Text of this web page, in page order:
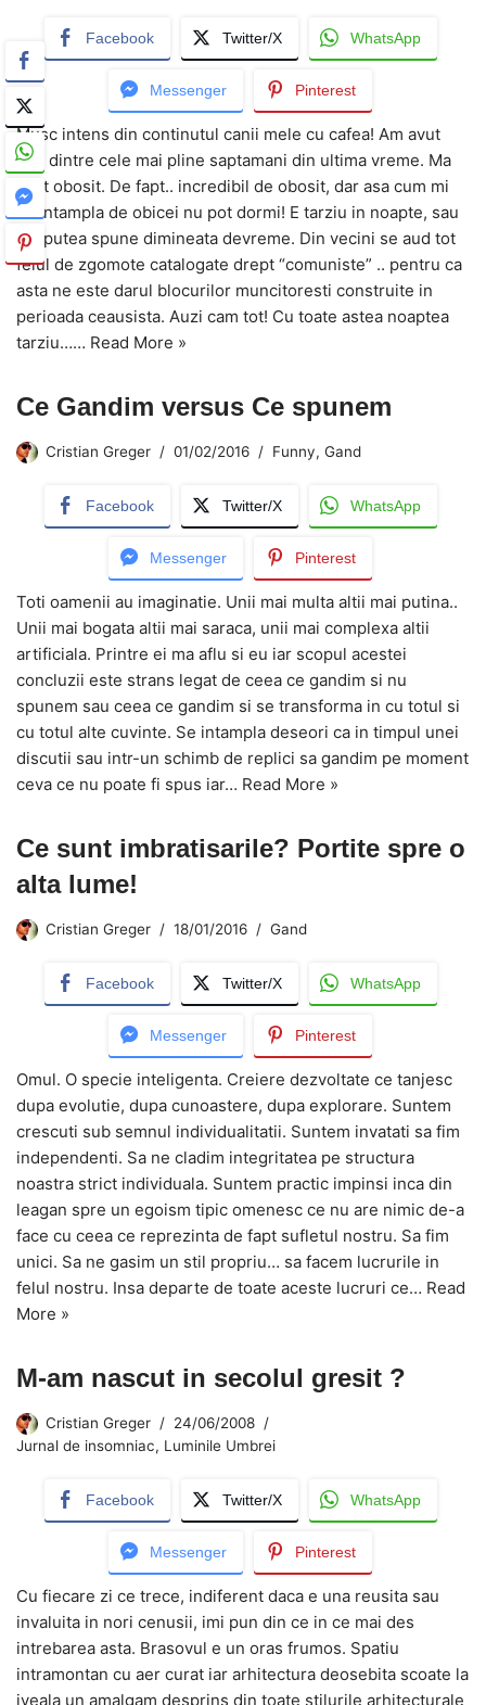
Facebook Twitter/X WhatsApp
Messenger Pinterest
Musc intens din continutul canii mele cu cafea! Am avut
una dintre cele mai pline saptamani din ultima vreme. Ma
simt obosit. De fapt.. incredibil de obosit, dar asa cum mi
se intampla de obicei nu pot dormi! E tarziu in noapte, sau
am putea spune dimineata devreme. Din vecini se aud tot
felul de zgomote catalogate drept “comuniste” .. pentru ca
asta ne este darul blocurilor muncitoresti construite in
perioada ceausista. Auzi cam tot! Cu toate astea noaptea
tarziu…… Read More »
Ce Gandim versus Ce spunem
Cristian Greger 01/02/2016 Funny, Gand
Facebook Twitter/X WhatsApp
Messenger Pinterest
Toti oamenii au imaginatie. Unii mai multa altii mai putina..
Unii mai bogata altii mai saraca, unii mai complexa altii
artificiala. Printre ei ma aflu si eu iar scopul acestei
concluzii este strans legat de ceea ce gandim si nu
spunem sau ceea ce gandim si se transforma in cu totul si
cu totul alte cuvinte. Se intampla deseori ca in timpul unei
discutii sau intr-un schimb de replici sa gandim pe moment
ceva ce nu poate fi spus iar… Read More »
Ce sunt imbratisarile? Portite spre o
alta lume!
Cristian Greger 18/01/2016 Gand
Facebook Twitter/X WhatsApp
Messenger Pinterest
Omul. O specie inteligenta. Creiere dezvoltate ce tanjesc
dupa evolutie, dupa cunoastere, dupa explorare. Suntem
crescuti sub semnul individualitatii. Suntem invatati sa fim
independenti. Sa ne cladim integritatea pe structura
noastra strict individuala. Suntem practic impinsi inca din
leagan spre un egoism tipic omenesc ce nu are nimic de-a
face cu ceea ce reprezinta de fapt sufletul nostru. Sa fim
unici. Sa ne gasim un stil propriu… sa facem lucrurile in
felul nostru. Insa departe de toate aceste lucruri ce… Read
More »
M-am nascut in secolul gresit ?
Cristian Greger
24/06/2008
Jurnal de insomniac, Luminile Umbrei
Facebook Twitter/X WhatsApp
Messenger Pinterest
Cu fiecare zi ce trece, indiferent daca e una reusita sau
invaluita in nori cenusii, imi pun din ce in ce mai des
intrebarea asta. Brasovul e un oras frumos. Spatiu
intramontan cu aer curat iar arhitectura deosebita scoate la
iveala un amalgam desprins din toate stilurile arhitecturale